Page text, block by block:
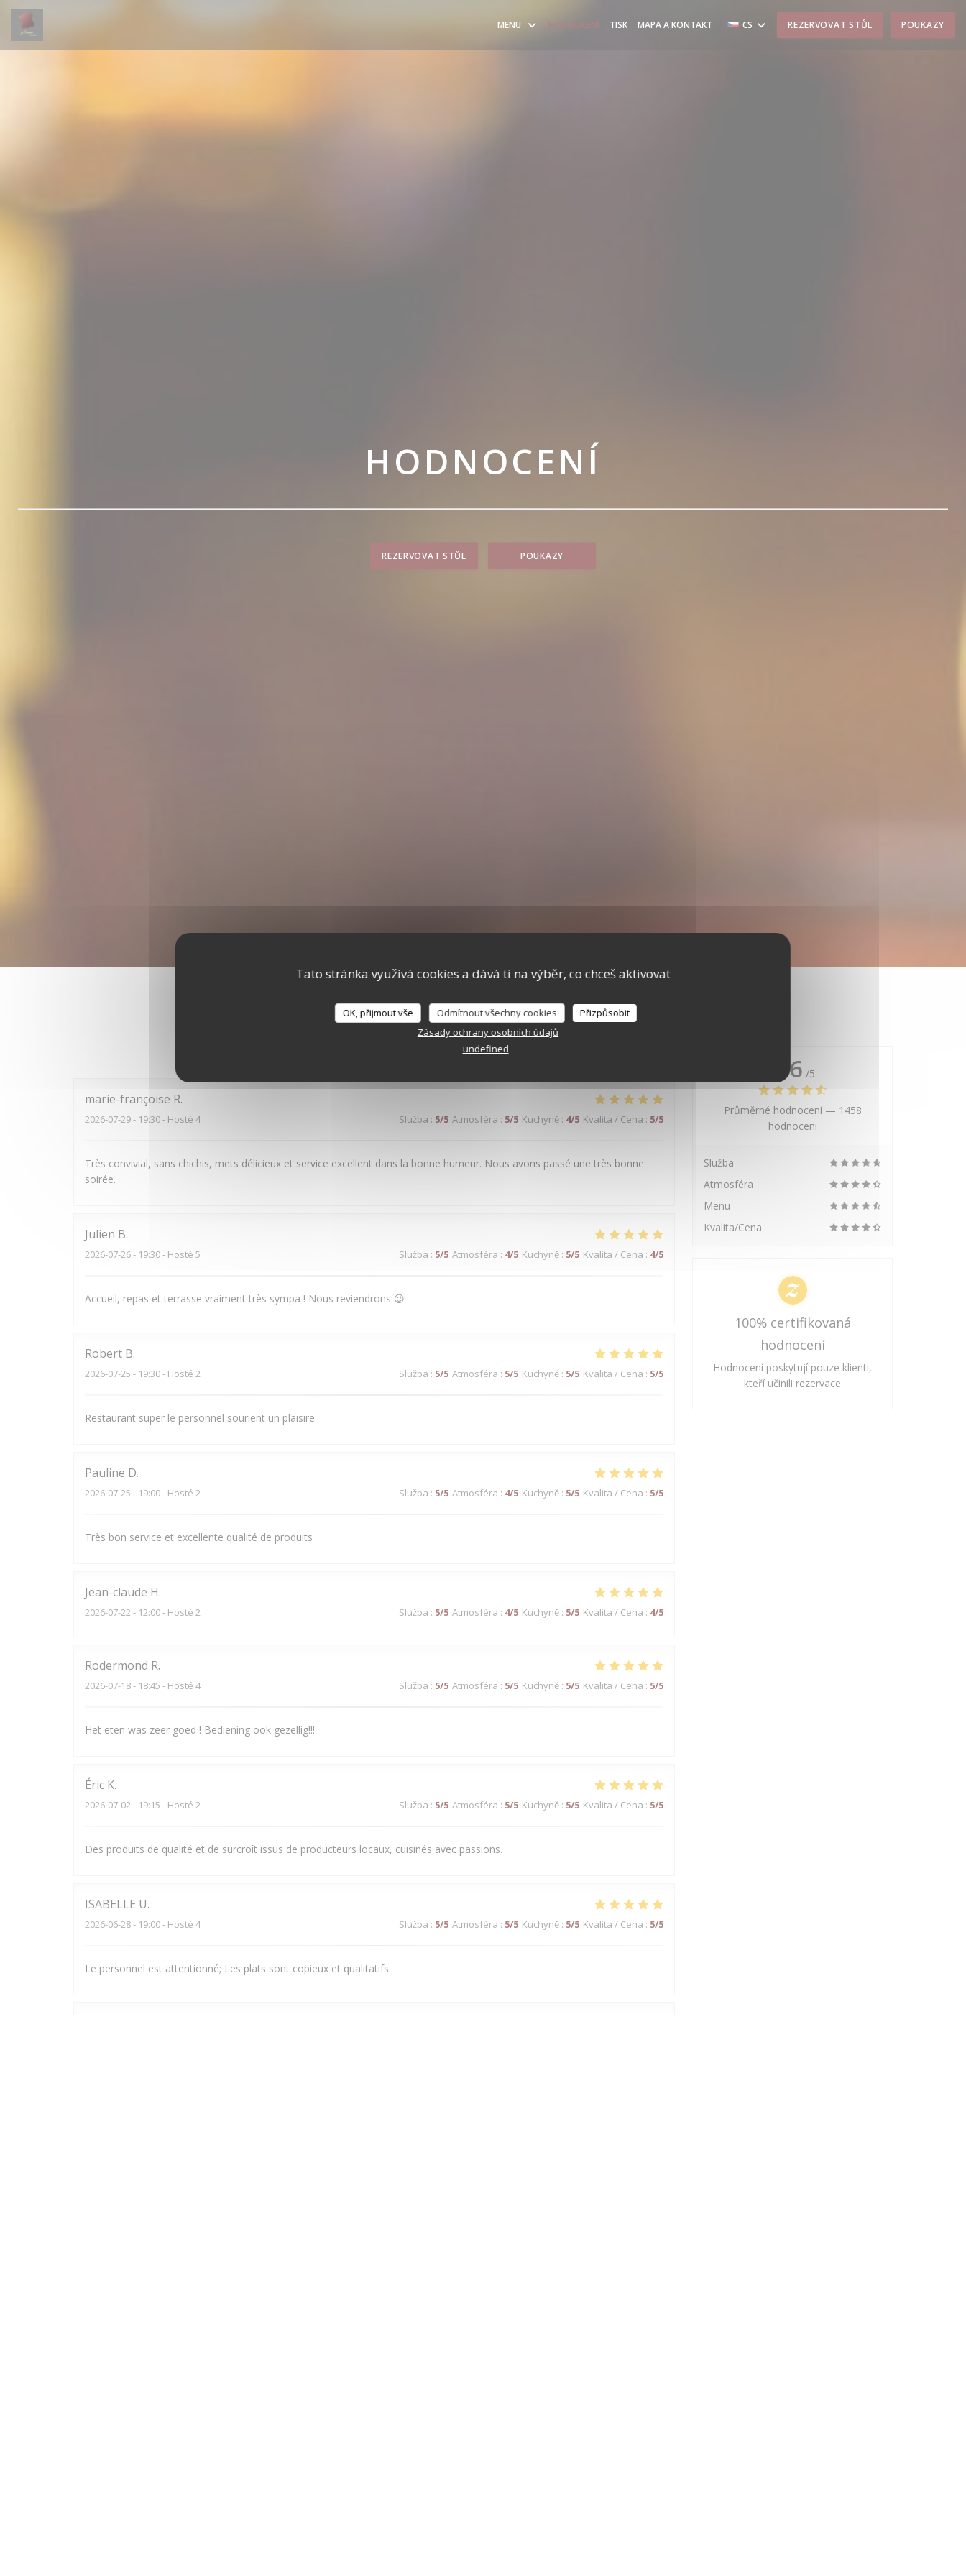
Panel pro správu cookies
Tato stránka využívá cookies a dává ti na výběr, co chceš aktivovat
OK, přijmout vše Odmítnout všechny cookies
Přizpůsobit
Zásady ochrany osobních údajů
undefined
MENU HODNOCENÍ TISK MAPA A KONTAKT CS REZERVOVAT STŮL POUKAZY
HODNOCENÍ
REZERVOVAT STŮL POUKAZY
Hodnocení našich zákazníků
marie-françoise R
2026-07-29- 19:30 - Hosté 4 Služba : 5/5 Atmosféra : 5/5 Kuchyně : 4/5 Kvalita / Cena : 5/5
Très convivial, sans chichis, mets délicieux et service excellent dans la bonne humeur. Nous avons passé une très bonne
soirée.
Julien B
2026-07-26- 19:30 - Hosté 5 Služba : 5/5 Atmosféra : 4/5 Kuchyně : 5/5 Kvalita / Cena : 4/5
Accueil, repas et terrasse vraiment très sympa ! Nous reviendrons 😉
Robert B
2026-07-25 - 19:30 - Hosté 2 Služba : 5/5 Atmosféra : 5/5 Kuchyně : 5/5 Kvalita / Cena : 5/5
Restaurant super le personnel sourient un plaisire
Pauline D
2026-07-25 - 19:00 - Hosté 2 Služba : 5/5 Atmosféra : 4/5 Kuchyně : 5/5 Kvalita / Cena : 5/5
Très bon service et excellente qualité de produits
Jean-claude H
2026-07-22 - 12:00 - Hosté 2 Služba : 5/5 Atmosféra : 4/5 Kuchyně : 5/5 Kvalita / Cena : 4/5
Rodermond R
2026-07-18- 18:45 - Hosté 4 Služba : 5/5 Atmosféra : 5/5 Kuchyně : 5/5 Kvalita / Cena : 5/5
Het eten was zeer goed ! Bediening ook gezellig!!!
Éric K
2026-07-02 - 19:15 - Hosté 2 Služba : 5/5 Atmosféra : 5/5 Kuchyně : 5/5 Kvalita / Cena : 5/5
Des produits de qualité et de surcroît issus de producteurs locaux, cuisinés avec passions.
ISABELLE U
2026-06-28- 19:00 - Hosté 4 Služba : 5/5 Atmosféra : 5/5 Kuchyně : 5/5 Kvalita / Cena : 5/5
Le personnel est attentionné; Les plats sont copieux et qualitatifs
4.6 /5
Průměrné hodnocení — 1458
hodnoceni
Služba
Atmosféra
Menu
Kvalita/Cena
100% certifikovaná
hodnocení
Hodnocení poskytují pouze klienti,
kteří učinili rezervace